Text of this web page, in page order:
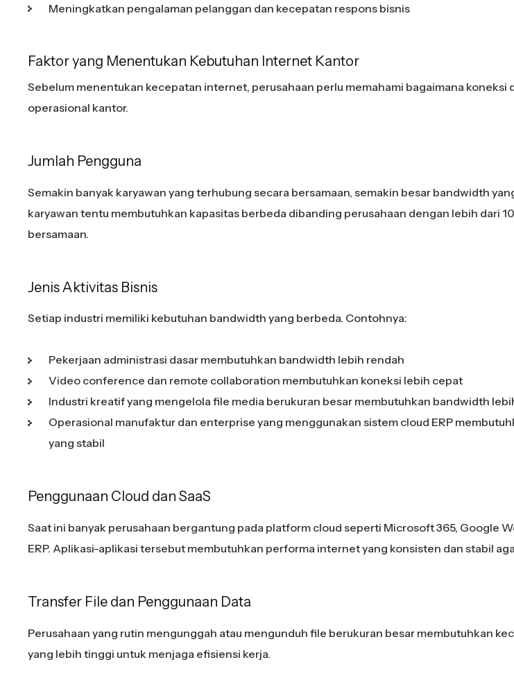
Meningkatkan pengalaman pelanggan dan kecepatan respons bisnis
Faktor yang Menentukan Kebutuhan Internet Kantor
Sebelum menentukan kecepatan internet, perusahaan perlu memahami bagaimana koneksi
operasional kantor.
Jumlah Pengguna
Semakin banyak karyawan yang terhubung secara bersamaan, semakin besar bandwidth
karyawan tentu membutuhkan kapasitas berbeda dibanding perusahaan dengan lebih dari
bersamaan.
Jenis Aktivitas Bisnis
Setiap industri memiliki kebutuhan bandwidth yang berbeda. Contohnya:
Pekerjaan administrasi dasar membutuhkan bandwidth lebih rendah
Video conference dan remote collaboration membutuhkan koneksi lebih cepat
Industri kreatif yang mengelola file media berukuran besar membutuhkan bandwidth
Operasional manufaktur dan enterprise yang menggunakan sistem cloud ERP
yang stabil
Penggunaan Cloud dan SaaS
Saat ini banyak perusahaan bergantung pada platform cloud seperti Microsoft 365, Google
ERP. Aplikasi-aplikasi tersebut membutuhkan performa internet yang konsisten dan stabil
Transfer File dan Penggunaan Data
Perusahaan yang rutin mengunggah atau mengunduh file berukuran besar membutuhkan
yang lebih tinggi untuk menjaga efisiensi kerja.